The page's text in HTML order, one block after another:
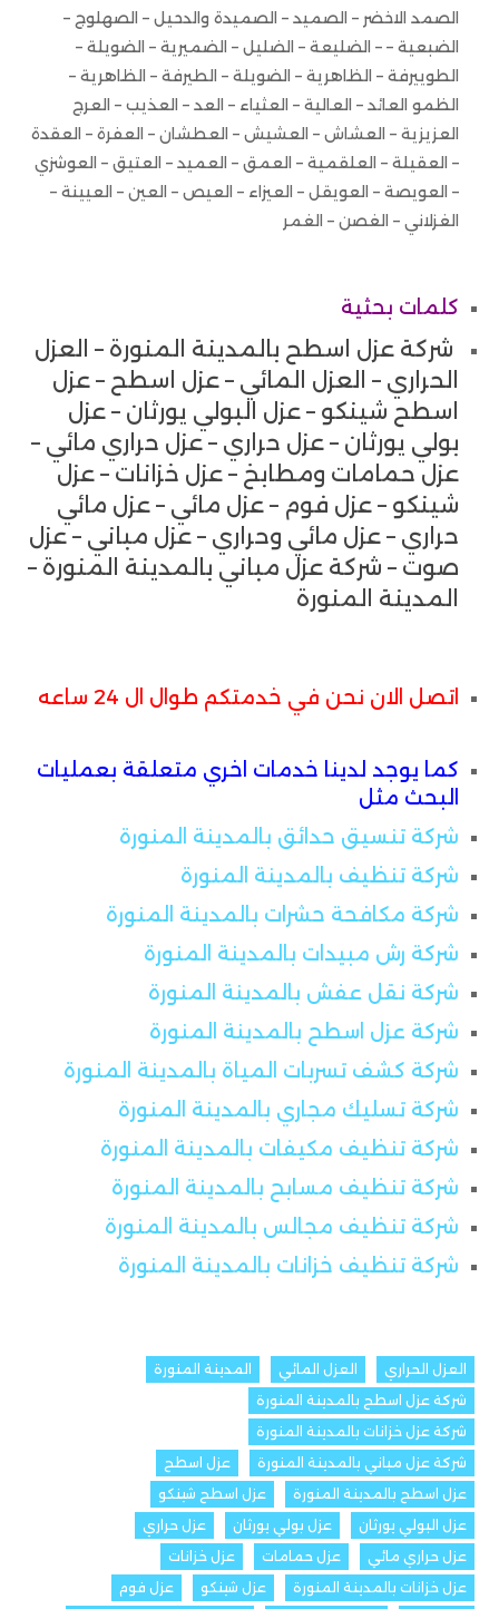
الصمد الاخضر – الصميد – الصميدة والدحيل – الصهلوج –
الضبعية – – الضليعة – الضليل – الضميرية – الضويلة –
الطوييرفة – الظاهرية – الضويلة – الطيرفة – الظاهرية –
الظمو العائد – العالية – العثياء – العد – العذيب – العرج
العزيزية – العشاش – العشيش – العطشان – العفرة – العقدة
– العقيلة – العلقمية – العمق – العميد – العتيق – العوشزي
– العويصة – العويقل – العيزاء – العيص – العين – العيينة –
الغزلاني – الغصن – الغمر
كلمات بحثية
شركة عزل اسطح بالمدينة المنورة – العزل
الحراري – العزل المائي – عزل اسطح – عزل
اسطح شينكو – عزل البولي يورثان – عزل
بولي يورثان – عزل حراري – عزل حراري مائي –
عزل حمامات ومطابخ – عزل خزانات – عزل
شينكو – عزل فوم – عزل مائي – عزل مائي
حراري – عزل مائي وحراري – عزل مباني – عزل
صوت – شركة عزل مباني بالمدينة المنورة –
المدينة المنورة
اتصل الان نحن في خدمتكم طوال ال 24 ساعه
كما يوجد لدينا خدمات اخري متعلقة بعمليات
البحث مثل
شركة تنسيق حدائق بالمدينة المنورة
شركة تنظيف بالمدينة المنورة
شركة مكافحة حشرات بالمدينة المنورة
شركة رش مبيدات بالمدينة المنورة
شركة نقل عفش بالمدينة المنورة
شركة عزل اسطح بالمدينة المنورة
شركة كشف تسربات المياة بالمدينة المنورة
شركة تسليك مجاري بالمدينة المنورة
شركة تنظيف مكيفات بالمدينة المنورة
شركة تنظيف مسابح بالمدينة المنورة
شركة تنظيف مجالس بالمدينة المنورة
شركة تنظيف خزانات بالمدينة المنورة
العزل الحراري العزل المائي
المدينة المنورة
شركة عزل اسطح بالمدينة المنورة
شركة عزل خزانات بالمدينة المنورة
شركة عزل مباني بالمدينة المنورة
عزل اسطح
عزل اسطح بالمدينة المنورة
عزل اسطح شينكو
عزل البولي يورثان
عزل بولي يورثان
عزل حراري
عزل حراري مائي
عزل حمامات
عزل خزانات
عزل خزانات بالمدينة المنورة
عزل شينكو عزل فوم